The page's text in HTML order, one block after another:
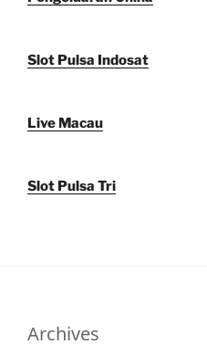
Slot Pulsa Indosat
Live Macau
Slot Pulsa Tri
Archives